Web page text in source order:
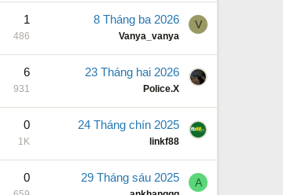
1
486
8 Tháng ba 2026
Vanya_vanya
V
6
931
23 Tháng hai 2026
Police.X
0
1K
24 Tháng chín 2025
linkf88
0 29 Tháng sáu 2025 A